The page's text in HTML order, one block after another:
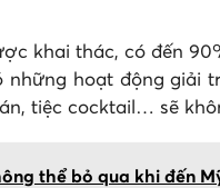
khai thác, có đến
những hoạt động giải
tiệc cocktail… sẽ
thể bỏ qua khi đến